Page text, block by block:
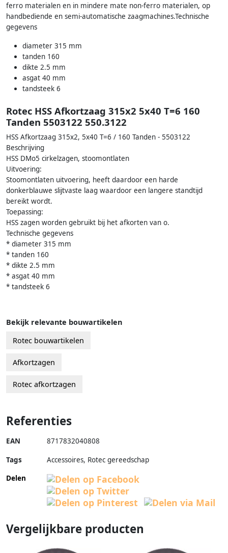
ferro materialen en in mindere mate non-ferro materialen, op
handbediende en semi-automatische zaagmachines.Technische
gegevens
diameter 315 mm
tanden 160
dikte 2.5 mm
asgat 40 mm
tandsteek 6
Rotec HSS Afkortzaag 315x2 5x40 T=6 160
Tanden 5503122 550.3122
HSS Afkortzaag 315x2, 5x40 T=6 / 160 Tanden - 5503122
Beschrijving
HSS DMo5 cirkelzagen, stoomontlaten
Uitvoering:
Stoomontlaten uitvoering, heeft daardoor een harde
donkerblauwe slijtvaste laag waardoor een langere standtijd
bereikt wordt.
Toepassing:
HSS zagen worden gebruikt bij het afkorten van o.
Technische gegevens
* diameter 315 mm
* tanden 160
* dikte 2.5 mm
* asgat 40 mm
* tandsteek 6
Bekijk relevante bouwartikelen
Rotec bouwartikelen
Afkortzagen
Rotec afkortzagen
Referenties
EAN 8717832040808
Tags
Accessoires, Rotec gereedschap
Delen
Vergelijkbare producten